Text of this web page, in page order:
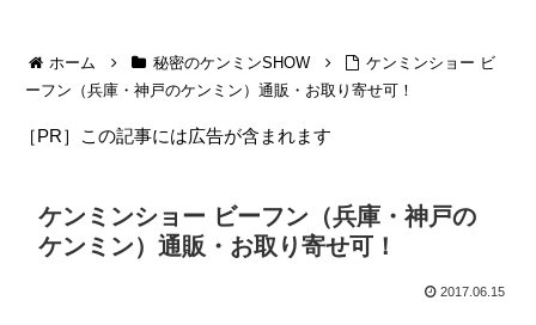
ホーム 秘密のケンミンSHOW
ケンミンショー ビ
ーフン（兵庫・神戸のケンミン）通販・お取り寄せ可！
［PR］この記事には広告が含まれます
ケンミンショー ビーフン（兵庫・神戸の
ケンミン）通販・お取り寄せ可！
2017.06.15